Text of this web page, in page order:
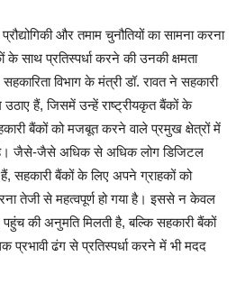
और तमाम चुनौतियों का सामना करना
साथ प्रतिस्पर्धा करने की उनकी क्षमता
विभाग के मंत्री डॉ. रावत ने सहकारी
हैं, जिसमें उन्हें राष्ट्रीयकृत बैंकों के
बैंकों को मजबूत करने वाले प्रमुख क्षेत्रों में
जैसे-जैसे अधिक से अधिक लोग डिजिटल
बैंकों के लिए अपने ग्राहकों को
तेजी से महत्वपूर्ण हो गया है। इससे न केवल
की अनुमति मिलती है, बल्कि सहकारी बैंकों
ढंग से प्रतिस्पर्धा करने में भी मदद